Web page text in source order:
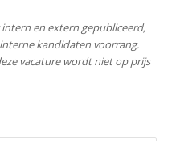
en extern gepubliceerd,
kandidaten voorrang.
vacature wordt niet op prijs